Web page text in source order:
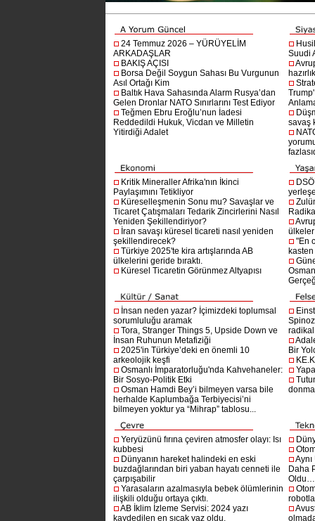
24 Temmuz 2026 – YÜRÜYELİM
ARKADAŞLAR
BAKIŞ AÇISI
Borsa Değil Soygun Sahası Bu Vurgunun
Asıl Ortağı Kim
Baltık Hava Sahasında Alarm Rusya’dan
Gelen Dronlar NATO Sınırlarını Test Ediyor
Teğmen Ebru Eroğlu’nun İadesi
Reddedildi Hukuk, Vicdan ve Milletin
Yitirdiği Adalet
Suudi
savaş
Kritik Mineraller Afrika'nın İkinci
Paylaşımını Tetikliyor
Küreselleşmenin Sonu mu? Savaşlar ve
Ticaret Çatışmaları Tedarik Zincirlerini Nasıl
Yeniden Şekillendiriyor?
İran savaşı küresel ticareti nasıl yeniden
şekillendirecek?
Türkiye 2025'te kira artışlarında AB
ülkelerini geride bıraktı.
Küresel Ticaretin Görünmez Altyapısı
"En
İnsan neden yazar? İçimizdeki toplumsal
sorumluluğu aramak
Tora, Stranger Things 5, Upside Down ve
İnsan Ruhunun Metafiziği
2025'in Türkiye’deki en önemli 10
arkeolojik keşfi
Osmanlı İmparatorluğu'nda Kahvehaneler:
Bir Sosyo-Politik Etki
Osman Hamdi Bey’i bilmeyen varsa bile
herhalde Kaplumbağa Terbiyecisi’ni
bilmeyen yoktur ya “Mihrap” tablosu...
Bir
Yeryüzünü fırına çeviren atmosfer olayı: Isı
kubbesi
Dünyanın hareket halindeki en eski
buzdağlarından biri yaban hayatı cenneti ile
çarpışabilir
Yarasaların azalmasıyla bebek ölümlerinin
ilişkili olduğu ortaya çıktı.
AB İklim İzleme Servisi: 2024 yazı
kaydedilen en sıcak yaz oldu.
Daha
Oldu…